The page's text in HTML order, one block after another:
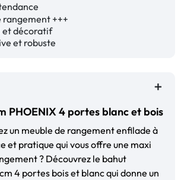
rangement +++
et décoratif
et robuste
PHOENIX 4 portes blanc et bois
un meuble de rangement enfilade à
et pratique qui vous offre une maxi
? Découvrez le bahut
4 portes bois et blanc qui donne un